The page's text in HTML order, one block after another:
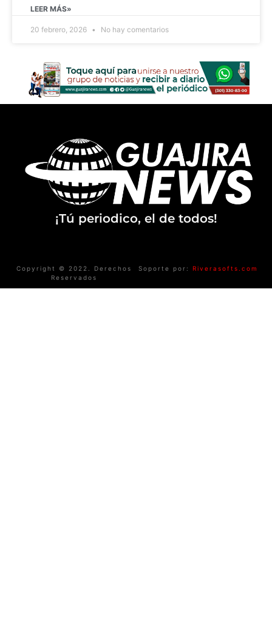
LEER MÁS»
20 febrero, 2026 No hay comentarios
¡Tú periodico, el de todos!
Copyright © 2022. Derechos
Reservados
Soporte por: Riverasofts.com